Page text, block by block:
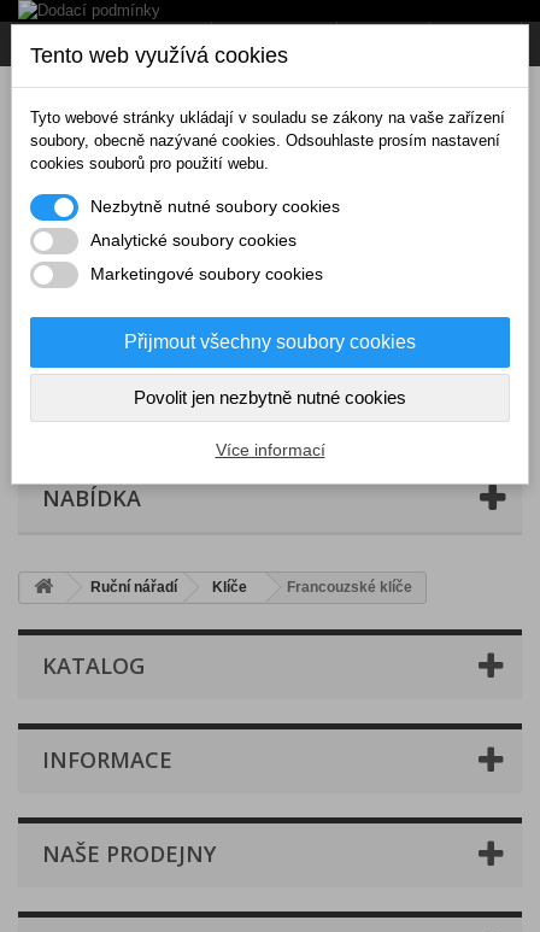
Košík (prázdný)
NABÍDKA
Ruční nářadí Klíče Francouzské klíče
KATALOG
INFORMACE
NAŠE PRODEJNY
Tento web využívá cookies
Tyto webové stránky ukládají v souladu se zákony na vaše zařízení
soubory, obecně nazývané cookies. Odsouhlaste prosím nastavení
cookies souborů pro použití webu.
Nezbytně nutné soubory cookies
Analytické soubory cookies
Marketingové soubory cookies
Přijmout všechny soubory cookies
Povolit jen nezbytně nutné cookies
Více informací